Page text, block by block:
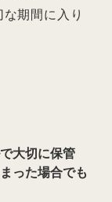
期間に入り
大切に保管
った場合でも